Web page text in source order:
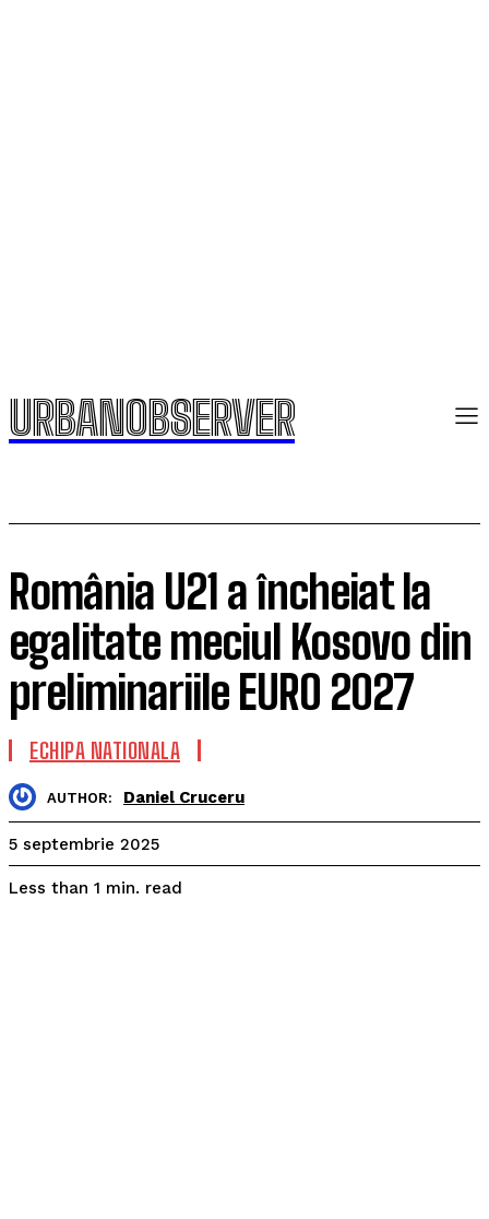
URBANOBSERVER
România U21 a încheiat la
egalitate meciul Kosovo din
preliminariile EURO 2027
ECHIPA NATIONALA
AUTHOR: Daniel Cruceru
5 septembrie 2025
Less than 1 min. read